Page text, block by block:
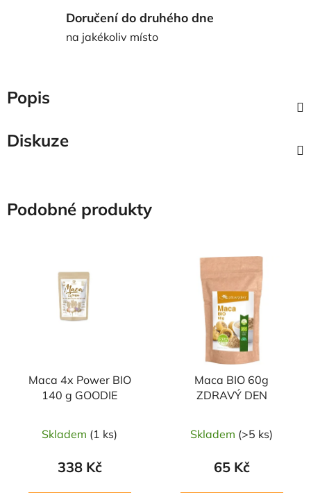
Doručení do druhého dne
na jakékoliv místo
Popis
Diskuze
Podobné produkty
Maca 4x Power BIO
140 g GOODIE
Skladem (1 ks)
338 Kč
Maca BIO 60g
ZDRAVÝ DEN
Skladem (>5 ks)
65 Kč